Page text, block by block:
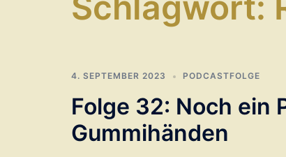
4. SEPTEMBER 2023 PODCASTFOLGE
Folge 32: Noch ein
Gummihänden